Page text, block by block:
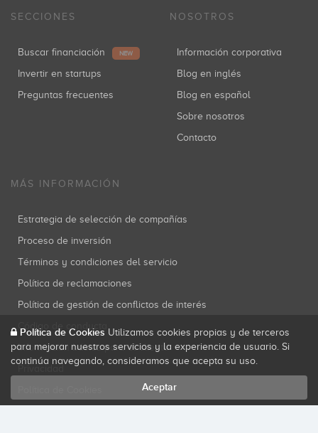
SECCIONES
Buscar financiación NEW
Invertir en startups
Preguntas frecuentes
NOSOTROS
Información corporativa
Blog en inglés
Blog en español
Sobre nosotros
Contacto
MÁS INFORMACIÓN
Estrategia de selección de compañías
Proceso de inversión
Términos y condiciones del servicio
Política de reclamaciones
Política de gestión de conflictos de interés
Código de conducta
Información básica para el cliente
Política de Cookies Utilizamos cookies propias y de terceros
para mejorar nuestros servicios y la experiencia de usuario. Si
continúa navegando, consideramos que acepta su uso.
Aceptar